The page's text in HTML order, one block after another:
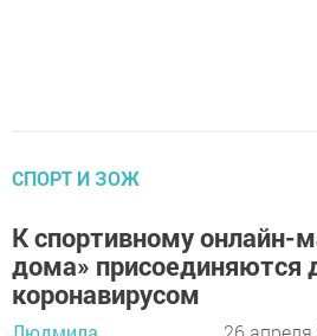
СПОРТ И ЗОЖ
К спортивному онлайн-
дома» присоединяются
коронавирусом